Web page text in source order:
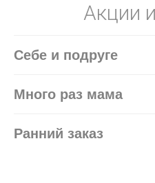
Акции
Себе и подруге
Много раз мама
Ранний заказ